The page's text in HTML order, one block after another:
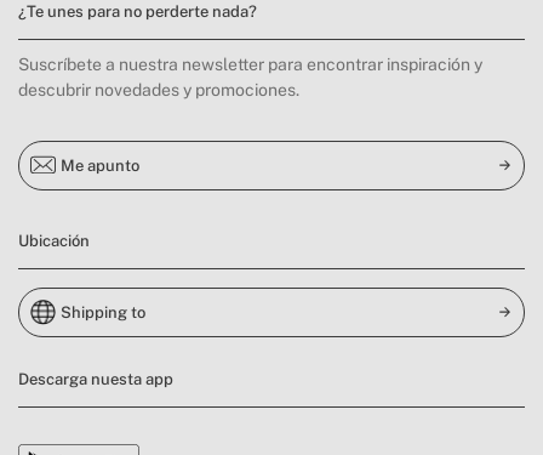
¿Te unes para no perderte nada?
Suscríbete a nuestra newsletter para encontrar inspiración y
descubrir novedades y promociones.
Me apunto
Ubicación
Shipping to
Descarga nuesta app